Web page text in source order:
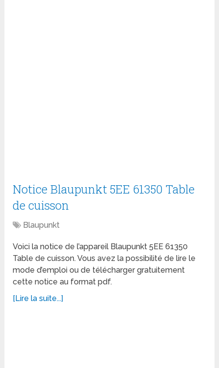
Notice Blaupunkt 5EE 61350 Table
de cuisson
Blaupunkt
Voici la notice de l’appareil Blaupunkt 5EE 61350
Table de cuisson. Vous avez la possibilité de lire le
mode d’emploi ou de télécharger gratuitement
cette notice au format pdf.
[Lire la suite...]